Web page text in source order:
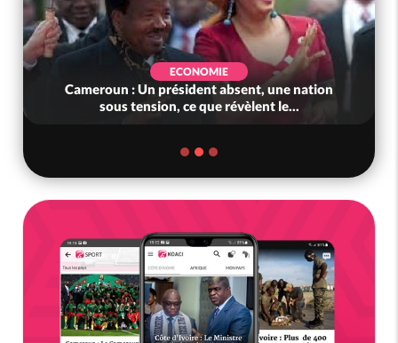
ECONOMIE
Cameroun : Un président absent, une nation
sous tension, ce que révèlent le...